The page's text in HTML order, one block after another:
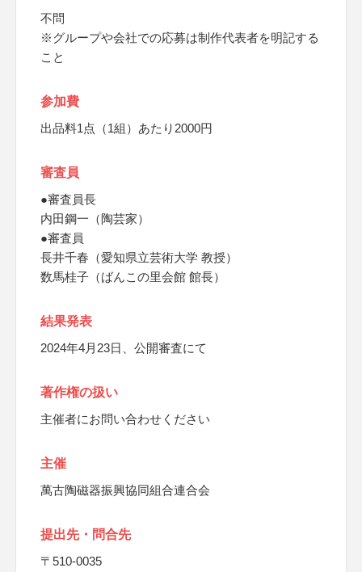
不問
※グループや会社での応募は制作代表者を明記する
こと
参加費
出品料1点（1組）あたり2000円
審査員
●審査員長
内田鋼一（陶芸家）
●審査員
長井千春（愛知県立芸術大学 教授）
数馬桂子（ばんこの里会館 館長）
結果発表
2024年4月23日、公開審査にて
著作権の扱い
主催者にお問い合わせください
主催
萬古陶磁器振興協同組合連合会
提出先・問合先
〒510-0035